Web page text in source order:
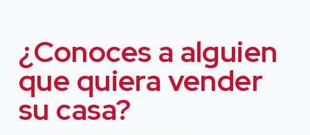
contenido
¿Conoces a alguien
que quiera vender
su casa?